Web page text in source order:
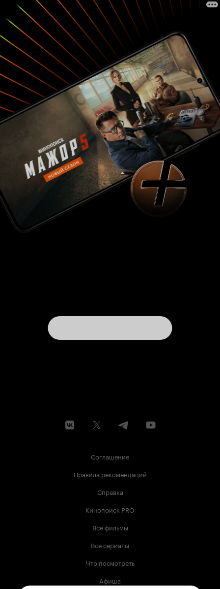
Соглашение
Правила рекомендаций
Справка
Кинопоиск PRO
Все фильмы
Все сериалы
Что посмотреть
Афиша